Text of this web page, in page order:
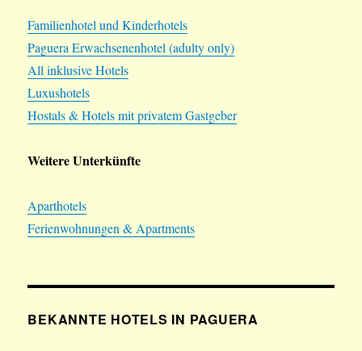
Familienhotel und Kinderhotels
Paguera Erwachsenenhotel (adulty only)
All inklusive Hotels
Luxushotels
Hostals & Hotels mit privatem Gastgeber
Weitere Unterkünfte
Aparthotels
Ferienwohnungen & Apartments
BEKANNTE HOTELS IN PAGUERA